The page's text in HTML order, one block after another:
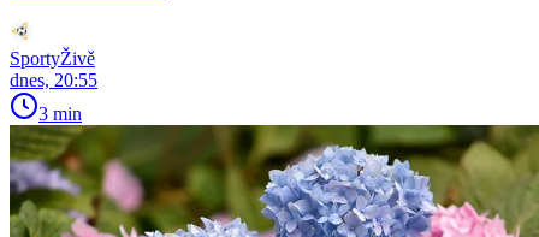
SportyŽivě
dnes, 20:55
3 min